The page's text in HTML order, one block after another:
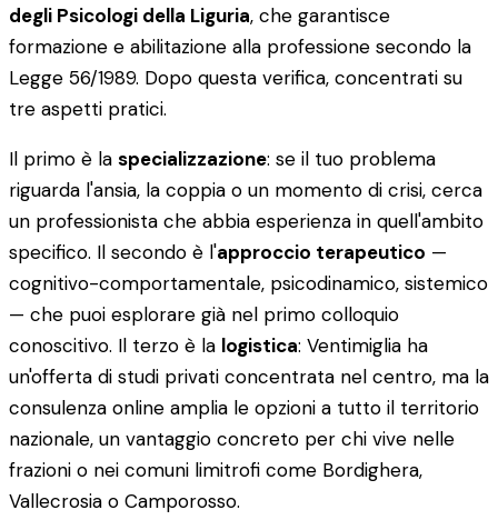
degli Psicologi della Liguria, che garantisce
formazione e abilitazione alla professione secondo la
Legge 56/1989. Dopo questa verifica, concentrati su
tre aspetti pratici.
Il primo è la specializzazione: se il tuo problema
riguarda l'ansia, la coppia o un momento di crisi, cerca
un professionista che abbia esperienza in quell'ambito
specifico. Il secondo è l'approccio terapeutico —
cognitivo-comportamentale, psicodinamico, sistemico
— che puoi esplorare già nel primo colloquio
conoscitivo. Il terzo è la logistica: Ventimiglia ha
un'offerta di studi privati concentrata nel centro, ma la
consulenza online amplia le opzioni a tutto il territorio
nazionale, un vantaggio concreto per chi vive nelle
frazioni o nei comuni limitrofi come Bordighera,
Vallecrosia o Camporosso.